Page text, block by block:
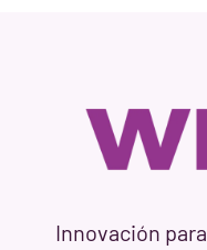
Innovación